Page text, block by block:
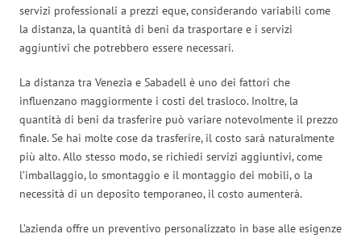
servizi professionali a prezzi eque, considerando variabili come
la distanza, la quantità di beni da trasportare e i servizi
aggiuntivi che potrebbero essere necessari.
La distanza tra Venezia e Sabadell è uno dei fattori che
influenzano maggiormente i costi del trasloco. Inoltre, la
quantità di beni da trasferire può variare notevolmente il prezzo
finale. Se hai molte cose da trasferire, il costo sarà naturalmente
più alto. Allo stesso modo, se richiedi servizi aggiuntivi, come
l’imballaggio, lo smontaggio e il montaggio dei mobili, o la
necessità di un deposito temporaneo, il costo aumenterà.
L’azienda offre un preventivo personalizzato in base alle esigenze